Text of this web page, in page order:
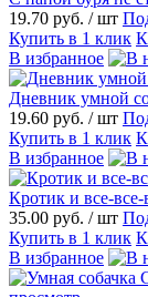
19.70 руб. / шт
Купить в 1 клик
В избранное
Дневник умной
19.60 руб. / шт
Купить в 1 клик
В избранное
Кротик и все-все-
35.00 руб. / шт
Купить в 1 клик
В избранное